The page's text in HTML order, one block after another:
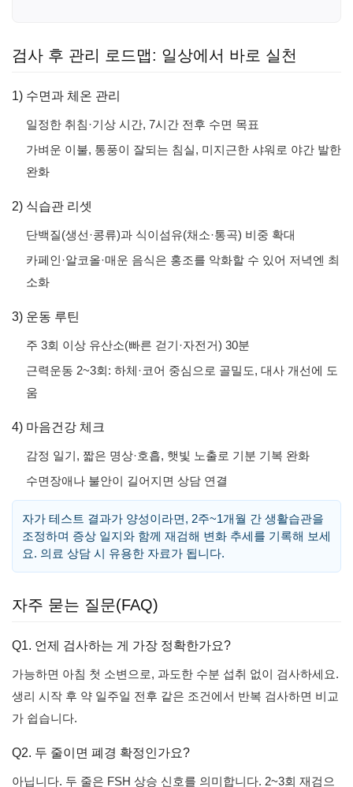
검사 후 관리 로드맵: 일상에서 바로 실천
1) 수면과 체온 관리
일정한 취침·기상 시간, 7시간 전후 수면 목표
가벼운 이불, 통풍이 잘되는 침실, 미지근한 샤워로 야간 발한
완화
2) 식습관 리셋
단백질(생선·콩류)과 식이섬유(채소·통곡) 비중 확대
카페인·알코올·매운 음식은 홍조를 악화할 수 있어 저녁엔 최
소화
3) 운동 루틴
주 3회 이상 유산소(빠른 걷기·자전거) 30분
근력운동 2~3회: 하체·코어 중심으로 골밀도, 대사 개선에 도
움
4) 마음건강 체크
감정 일기, 짧은 명상·호흡, 햇빛 노출로 기분 기복 완화
수면장애나 불안이 길어지면 상담 연결
자가 테스트 결과가 양성이라면, 2주~1개월 간 생활습관을
조정하며 증상 일지와 함께 재검해 변화 추세를 기록해 보세
요. 의료 상담 시 유용한 자료가 됩니다.
자주 묻는 질문(FAQ)
Q1. 언제 검사하는 게 가장 정확한가요?
가능하면 아침 첫 소변으로, 과도한 수분 섭취 없이 검사하세요.
생리 시작 후 약 일주일 전후 같은 조건에서 반복 검사하면 비교
가 쉽습니다.
Q2. 두 줄이면 폐경 확정인가요?
아닙니다. 두 줄은 FSH 상승 신호를 의미합니다. 2~3회 재검으